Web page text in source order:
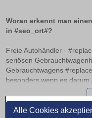
Alle Cookies
Woran erkennt man
in #seo_ort#?
Freie Autohändler ·
seriösen
Gebrauchtwagens
besonders wenn es darum
Professionelle
Merkmale aus, die auf
diesem Ratgeber erfahren